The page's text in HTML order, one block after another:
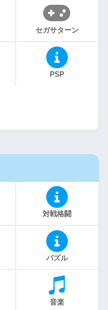
セガサターン
PSP
対戦格闘
パズル
音楽